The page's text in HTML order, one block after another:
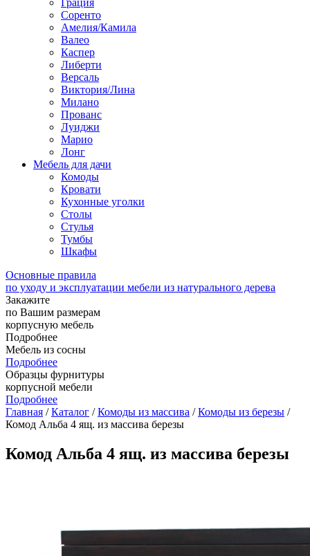
Грация
Соренто
Амелия/Камила
Валео
Каспер
Либерти
Версаль
Виктория/Лина
Милано
Прованс
Луиджи
Марио
Лонг
Мебель для дачи
Комоды
Кровати
Кухонные уголки
Столы
Стулья
Тумбы
Шкафы
Основные правила
по уходу и эксплуатации мебели из натурального дерева
Закажите
по Вашим размерам
корпусную мебель
Подробнее
Мебель из сосны
Подробнее
Образцы фурнитуры
корпусной мебели
Подробнее
Главная /Каталог /Комоды из массива /Комоды из березы /
Комод Альба 4 ящ. из массива березы
Комод Альба 4 ящ. из массива березы